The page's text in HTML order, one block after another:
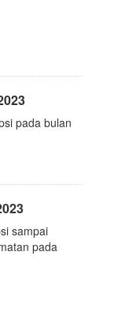
pada bulan
sampai
pada